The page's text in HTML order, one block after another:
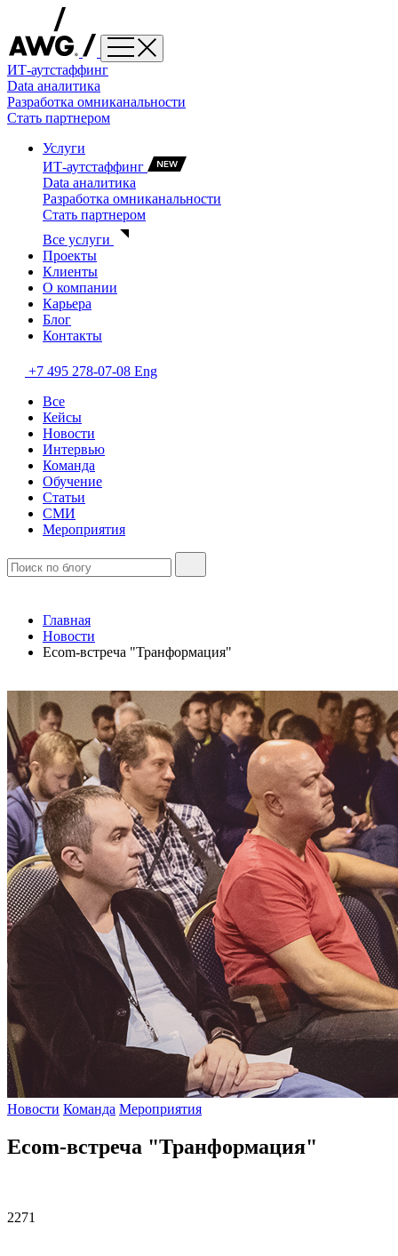
ИТ-аутстаффинг
Data аналитика
Разработка омниканальности
Стать партнером
Услуги
ИТ-аутстаффинг
Data аналитика
Разработка омниканальности
Стать партнером
Все услуги
Проекты
Клиенты
О компании
Карьера
Блог
Контакты
+7 495 278-07-08 Eng
Все
Кейсы
Новости
Интервью
Команда
Обучение
Статьи
СМИ
Мероприятия
Главная
Новости
Ecom-встреча "Транформация"
Новости Команда Мероприятия
Ecom-встреча "Транформация"
2271